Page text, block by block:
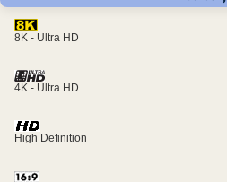
8K - Ultra HD
4K - Ultra HD
High Definition